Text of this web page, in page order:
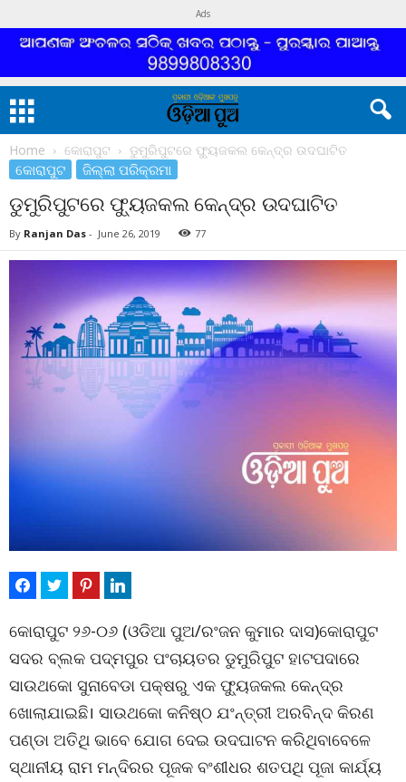
Ads
Home କୋରାପୁଟ ଡୁମୁରିପୁଟରେ ଫ୍ୟୁଜକଲ କେନ୍ଦ୍ର ଉଦଘାଟିତ
କୋରାପୁଟ ଜିଲ୍ଲା ପରିକ୍ରମା
ଡୁମୁରିପୁଟରେ ଫ୍ୟୁଜକଲ କେନ୍ଦ୍ର ଉଦଘାଟିତ
By Ranjan Das - June 26, 2019 77
କୋରାପୁଟ ୨୬-୦୬ (ଓଡିଆ ପୁଅ/ରଂଜନ କୁମାର ଦାସ)କୋରାପୁଟ
ସଦର ବ୍ଲକ ପଦ୍ମପୁର ପଂଚାୟତର ଡୁମୁରିପୁଟ ହାଟପଦାରେ
ସାଉଥକୋ ସୁନାବେଡା ପକ୍ଷରୁ ଏକ ଫ୍ୟୁଜକଲ କେନ୍ଦ୍ର
ଖୋଲାଯାଇଛି। ସାଉଥକୋ କନିଷ୍ଠ ଯଂନ୍ତ୍ରୀ ଅରବିନ୍ଦ କିରଣ
ପଣ୍ଡା ଅତିଥି ଭାବେ ଯୋଗ ଦେଇ ଉଦଘାଟନ କରିଥିବାବେଳେ
ସ୍ଥାନୀୟ ରାମ ମନ୍ଦିରର ପୂଜକ ବଂଶୀଧର ଶତପଥି ପୂଜା କାର୍ଯ୍ୟ